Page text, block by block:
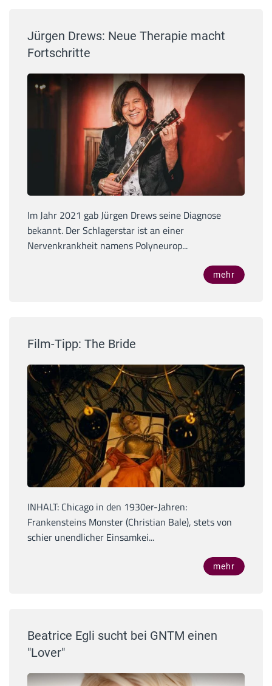
Jürgen Drews: Neue Therapie macht
Fortschritte
Im Jahr 2021 gab Jürgen Drews seine Diagnose
bekannt. Der Schlagerstar ist an einer
Nervenkrankheit namens Polyneurop...
mehr
Film-Tipp: The Bride
INHALT: Chicago in den 1930er-Jahren:
Frankensteins Monster (Christian Bale), stets von
schier unendlicher Einsamkei...
mehr
Beatrice Egli sucht bei GNTM einen
"Lover"